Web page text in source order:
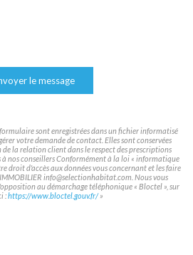
le message
sont enregistrées dans un fichier informatisé
votre demande de contact. Elles sont conservées
de la relation client dans le respect des prescriptions
à nos conseillers Conformément à la loi « informatique
droit d'accès aux données vous concernant et les faire
info@selectionhabitat.com. Nous vous
au démarchage téléphonique « Bloctel », sur
:https://www.bloctel.gouv.fr/»